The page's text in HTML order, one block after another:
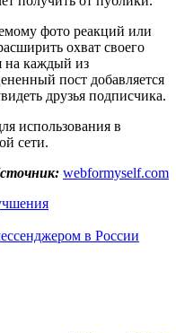
фото реакций или
охват своего
на каждый из
пост добавляется
друзья подписчика.
использования в
сети.
webformyself.com
в России